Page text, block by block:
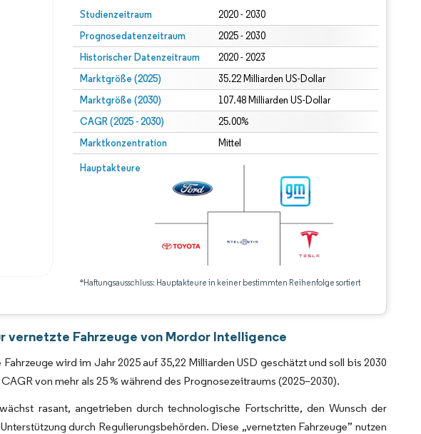
Studienzeitraum 2020 - 2030
Prognosedatenzeitraum 2025 - 2030
Historischer Datenzeitraum 2020 - 2023
Marktgröße (2025) 35.22 Milliarden US-Dollar
Marktgröße (2030) 107.48 Milliarden US-Dollar
CAGR (2025 - 2030) 25.00%
Marktkonzentration Mittel
Hauptakteure
*Haftungsausschluss: Hauptakteure in keiner bestimmten Reihenfolge sortiert
gemäß CC BY 4.0.
vernetzte Fahrzeuge von Mordor Intelligence
wird im Jahr 2025 auf 35,22 Milliarden USD geschätzt und soll bis 2030
von mehr als 25 % während des Prognosezeitraums (2025–2030).
rasant, angetrieben durch technologische Fortschritte, den Wunsch der
durch Regulierungsbehörden. Diese „vernetzten Fahrzeuge” nutzen